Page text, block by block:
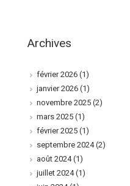
Archives
février 2026 (1)
janvier 2026 (1)
novembre 2025 (2)
mars 2025 (1)
février 2025 (1)
septembre 2024(2)
août 2024(1)
juillet 2024(1)